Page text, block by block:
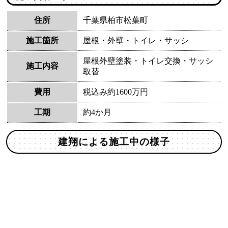
住所 千葉県柏市松葉町
施工箇所 屋根・外壁・トイレ・サッシ
施工内容
屋根外壁塗装・トイレ交換・サッシ
取替
費用 税込み約1600万円
工期 約4か月
建翔による施工中の様子